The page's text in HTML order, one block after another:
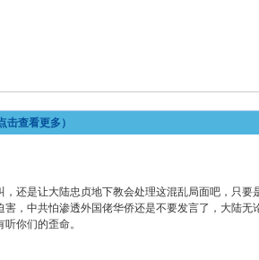
击查看更多）
，还是让大陆忠贞地下教会处理这混乱局面吧，只要
害，中共怕渗透外国佬华侨还是不要发言了，大陆无
你们的歪命。